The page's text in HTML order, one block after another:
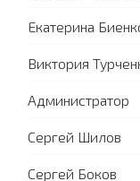
Екатерина
Виктория
Администратор
Сергей Шилов
Сергей Боков